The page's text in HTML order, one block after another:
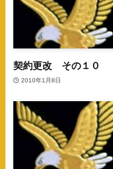
契約更改 その１０
2010年1月8日